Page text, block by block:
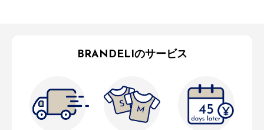
BRANDELIのサービス